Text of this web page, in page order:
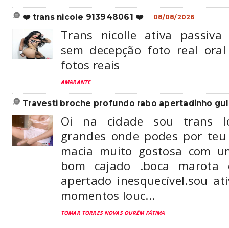
❤️ trans nicole 913948061 ❤️ 08/08/2026
Trans nicolle ativa passiva
sem decepção foto real
fotos reais
AMARANTE
travesti broche profundo rabo apertadinho
Oi na cidade sou trans
grandes onde podes por
macia muito gostosa com
bom cajado .boca
apertado inesquecível.sou
momentos louc...
TOMAR TORRES NOVAS OURÉM FÁTIMA